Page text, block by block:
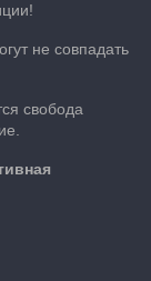
не совпадать
свобода